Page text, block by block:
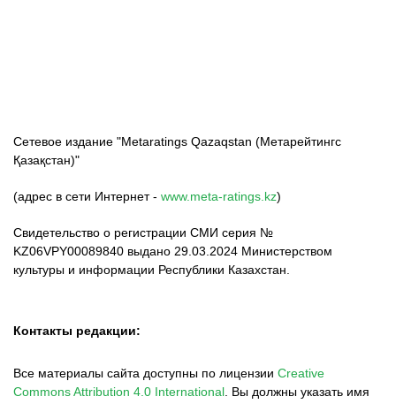
Сетевое издание "Metaratings Qazaqstan (Метарейтингс
Қазақстан)"
(адрес в сети Интернет - www.meta-ratings.kz)
Свидетельство о регистрации СМИ серия №
KZ06VPY00089840 выдано 29.03.2024 Министерством
культуры и информации Республики Казахстан.
Контакты редакции:
Все материалы сайта доступны по лицензии Creative
Commons Attribution 4.0 International Вы должны указать имя